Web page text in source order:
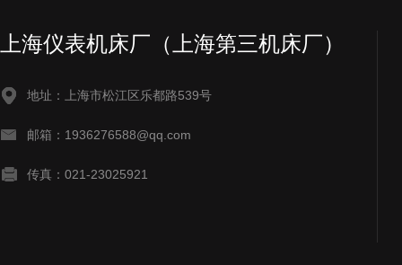
上海仪表机床厂（上海第三机床厂）
地址：上海市松江区乐都路539号
邮箱：1936276588@qq.com
传真：021-23025921